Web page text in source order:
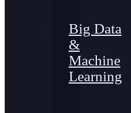
Big Data
&
Machine
Learning